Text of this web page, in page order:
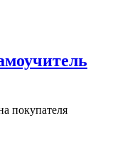
покупателя